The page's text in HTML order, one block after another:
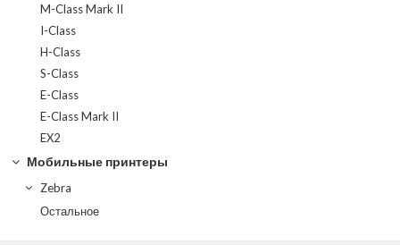
M-Class Mark II
I-Class
H-Class
S-Class
E-Class
E-Class Mark II
EX2
Мобильные принтеры
Zebra
Остальное